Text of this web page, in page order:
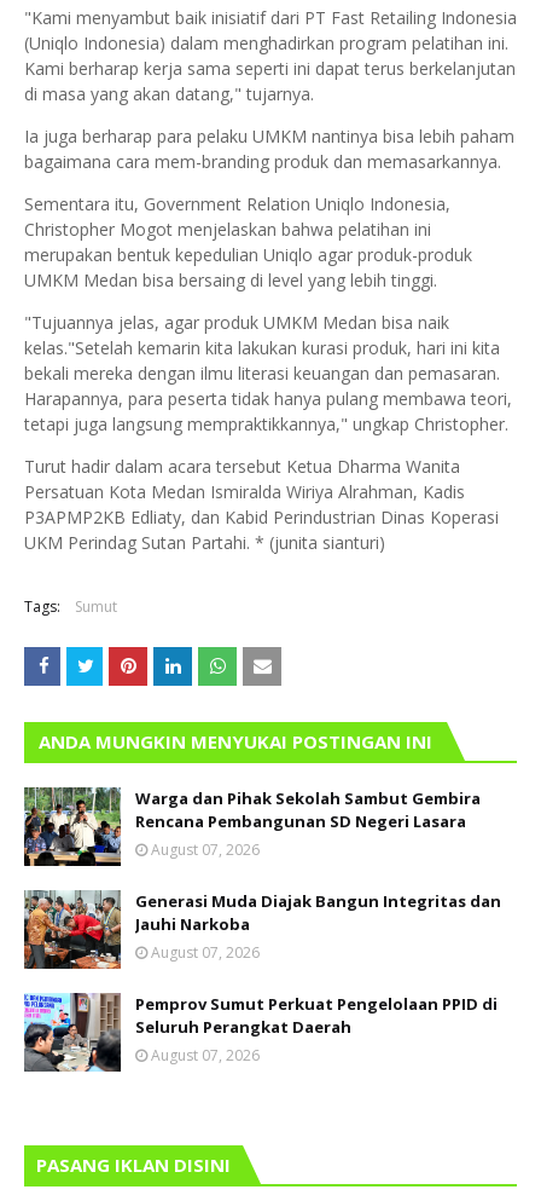
"Kami menyambut baik inisiatif dari PT Fast Retailing Indonesia
(Uniqlo Indonesia) dalam menghadirkan program pelatihan ini.
Kami berharap kerja sama seperti ini dapat terus berkelanjutan
di masa yang akan datang," tujarnya.
Ia juga berharap para pelaku UMKM nantinya bisa lebih paham
bagaimana cara mem-branding produk dan memasarkannya.
Sementara itu, Government Relation Uniqlo Indonesia,
Christopher Mogot menjelaskan bahwa pelatihan ini
merupakan bentuk kepedulian Uniqlo agar produk-produk
UMKM Medan bisa bersaing di level yang lebih tinggi.
"Tujuannya jelas, agar produk UMKM Medan bisa naik
kelas."Setelah kemarin kita lakukan kurasi produk, hari ini kita
bekali mereka dengan ilmu literasi keuangan dan pemasaran.
Harapannya, para peserta tidak hanya pulang membawa teori,
tetapi juga langsung mempraktikkannya," ungkap Christopher.
Turut hadir dalam acara tersebut Ketua Dharma Wanita
Persatuan Kota Medan Ismiralda Wiriya Alrahman, Kadis
P3APMP2KB Edliaty, dan Kabid Perindustrian Dinas Koperasi
UKM Perindag Sutan Partahi. * (junita sianturi)
Tags: Sumut
ANDA MUNGKIN MENYUKAI POSTINGAN INI
Warga dan Pihak Sekolah Sambut Gembira
Rencana Pembangunan SD Negeri Lasara
August 07, 2026
Generasi Muda Diajak Bangun Integritas dan
Jauhi Narkoba
August 07, 2026
Pemprov Sumut Perkuat Pengelolaan PPID di
Seluruh Perangkat Daerah
August 07, 2026
PASANG IKLAN DISINI